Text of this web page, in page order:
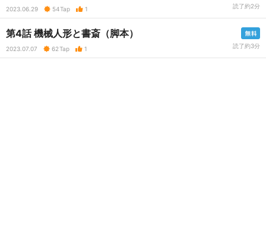
2023.06.29 54Tap 1 読了約2分
第4話 機械人形と書斎（脚本）
2023.07.07 62Tap 1 読了約3分